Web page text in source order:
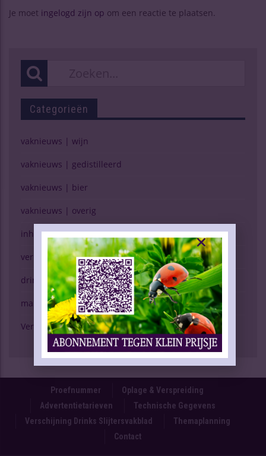
Je moet ingelogd zijn op om een reactie te plaatsen.
Categorieën
vaknieuws | wijn
vaknieuws | gedistilleerd
vaknieuws | bier
vaknieuws | overig
inhoud vakblad
verkopen (g)een kunst
drinken & gezondheid
marktspiegel
Verschijning Drinks Slijtersvakblad
Proefnummer
Oplage & Verspreiding
Advertentietarieven
Technische Gegevens
Verschijning Drinks Slijtersvakblad
Themaplanning
Contact